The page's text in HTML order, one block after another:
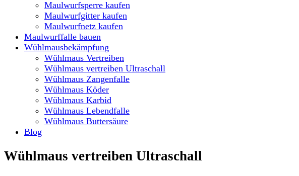
Maulwurfsperre kaufen
Maulwurfgitter kaufen
Maulwurfnetz kaufen
Maulwurffalle bauen
Wühlmausbekämpfung
Wühlmaus Vertreiben
Wühlmaus vertreiben Ultraschall
Wühlmaus Zangenfalle
Wühlmaus Köder
Wühlmaus Karbid
Wühlmaus Lebendfalle
Wühlmaus Buttersäure
Blog
Wühlmaus vertreiben Ultraschall